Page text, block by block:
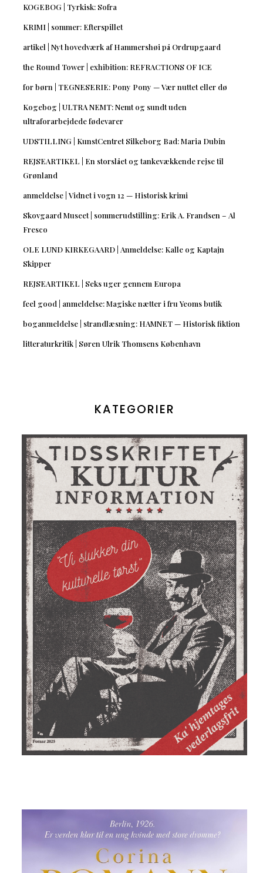
KOGEBOG | Tyrkisk: Sofra
KRIMI | sommer: Efterspillet
artikel | Nyt hovedværk af Hammershøi på Ordrupgaard
the Round Tower | exhibition: REFRACTIONS OF ICE
for børn | TEGNESERIE: Pony Pony — Vær nuttet eller dø
Kogebog | ULTRA NEMT: Nemt og sundt uden
ultraforarbejdede fødevarer
UDSTILLING | KunstCentret Silkeborg Bad: Maria Dubin
REJSEARTIKEL | En storslået og tankevækkende rejse til
Grønland
anmeldelse | Vidnet i vogn 12 — Historisk krimi
Skovgaard Museet | sommerudstilling: Erik A. Frandsen – Al
Fresco
OLE LUND KIRKEGAARD | Anmeldelse: Kalle og Kaptajn
Skipper
REJSEARTIKEL | Seks uger gennem Europa
feel good | anmeldelse: Magiske nætter i fru Yeoms butik
boganmeldelse | strandlæsning: HAMNET — Historisk fiktion
litteraturkritik | Søren Ulrik Thomsens København
KATEGORIER